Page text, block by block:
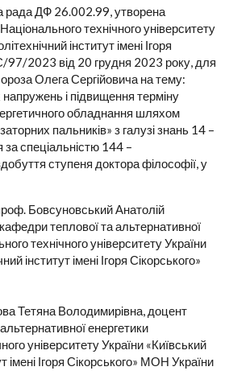
рада ДФ 26.002.99, утворена
технічного університету
інститут імені Ігоря
97/2023 від 20 грудня 2023 року, для
Олега Сергійовича на тему:
і підвищення терміну
обладнання шляхом
пальників» з галузі знань 14 –
за спеціальністю 144 –
ступеня доктора філософії, у
Бовсуновський Анатолій
теплової та альтернативної
технічного університету України
інститут імені Ігоря Сікорського»
Тетяна Володимирівна, доцент
енергетики
університету України «Київський
імені Ігоря Сікорського» МОН України